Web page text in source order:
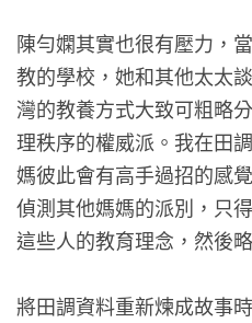
陳勻嫻其實也很有壓力，
教的學校，她和其他太太
灣的教養方式大致可粗略
理秩序的權威派。我在田
媽彼此會有高手過招的感
偵測其他媽媽的派別，只
這些人的教育理念，然後
將田調資料重新煉成故事